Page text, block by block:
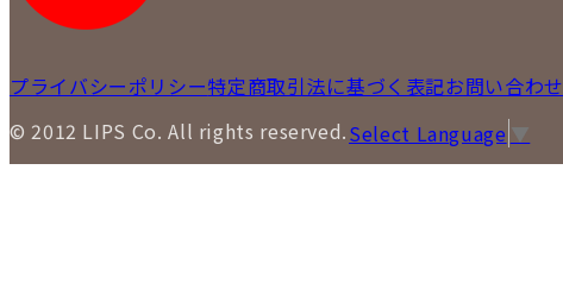
プライバシーポリシー特定商取引法に基づく表記お問い合わせ
© 2012 LIPS Co. All rights reserved.Select Language ▼